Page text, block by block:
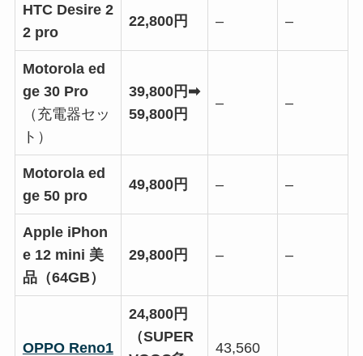
HTC Desire 2
2 pro
22,800円 – –
Motorola ed
ge 30 Pro
（充電器セッ
ト）
39,800円➡
59,800円
– –
Motorola ed
ge 50 pro
49,800円 – –
Apple iPhon
e 12 mini 美
品（64GB）
29,800円 – –
OPPO Reno1
24,800円
（SUPER
43,560